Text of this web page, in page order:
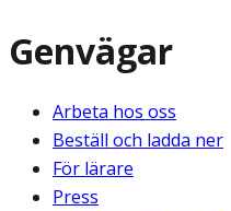
Genvägar
Arbeta hos oss
Beställ och ladda ner
För lärare
Press